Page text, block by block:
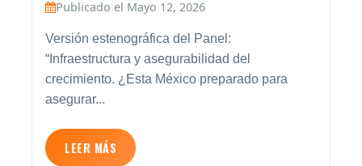
Publicado el Mayo 12, 2026
Versión estenográfica del Panel:
“Infraestructura y asegurabilidad del
crecimiento. ¿Esta México preparado para
asegurar...
LEER MÁS